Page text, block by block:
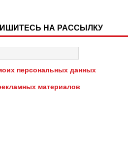
НА РАССЫЛКУ
персональных данных
материалов